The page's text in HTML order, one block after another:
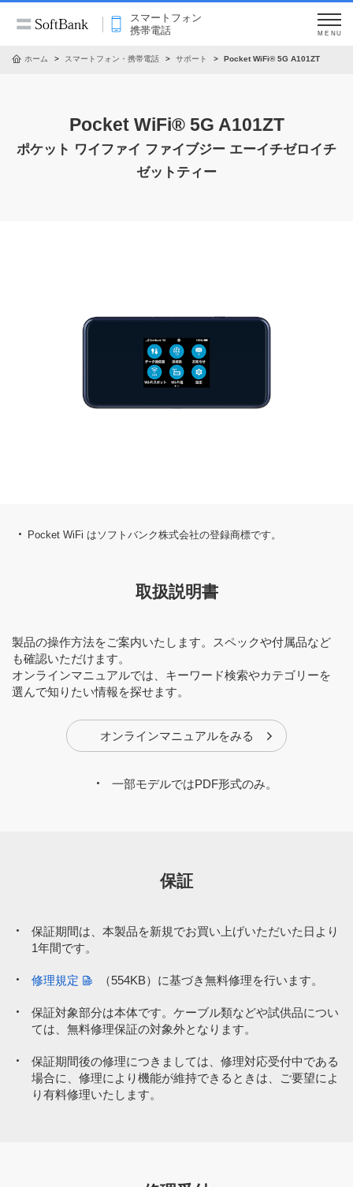
スマートフォン
携帯電話
MENU
ホーム スマートフォン・携帯電話 サポート Pocket WiFi® 5G A101ZT
Pocket WiFi® 5G A101ZT
ポケット ワイファイ ファイブジー エーイチゼロイチ
ゼットティー
Pocket WiFi はソフトバンク株式会社の登録商標です。
取扱説明書
製品の操作方法をご案内いたします。スペックや付属品など
も確認いただけます。
オンラインマニュアルでは、キーワード検索やカテゴリーを
選んで知りたい情報を探せます。
オンラインマニュアルをみる
一部モデルではPDF形式のみ。
保証
保証期間は、本製品を新規でお買い上げいただいた日より
1年間です。
修理規定 （554KB） に基づき無料修理を行います。
保証対象部分は本体です。ケーブル類などや試供品につい
ては、無料修理保証の対象外となります。
保証期間後の修理につきましては、修理対応受付中である
場合に、修理により機能が維持できるときは、ご要望によ
り有料修理いたします。